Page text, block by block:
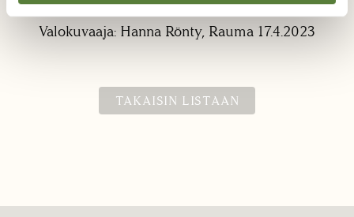
Valokuvaaja: Hanna Rönty, Rauma 17.4.2023
TAKAISIN LISTAAN